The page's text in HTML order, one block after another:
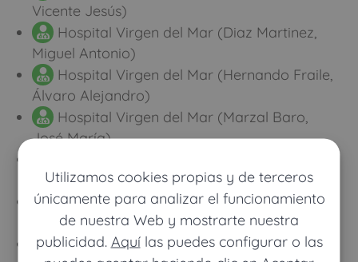
Utilizamos cookies propias y de terceros
únicamente para analizar el funcionamiento
de nuestra Web y mostrarte nuestra
publicidad. Aquílas puedes configurar o las
Vicente Jesús)
Hospital Virgen del Mar (Diaz Martinez,
Miguel Antonio)
Hospital Virgen del Mar (Hernando Fraile,
Álvaro Alejandro)
Hospital Virgen del Mar (Marzal Baro,
José María)
Guillermo)
Hospital Virgen del Mar (Contreras
Sánchez, José)
Hospital Virgen del Mar (Rengifo Abbad,